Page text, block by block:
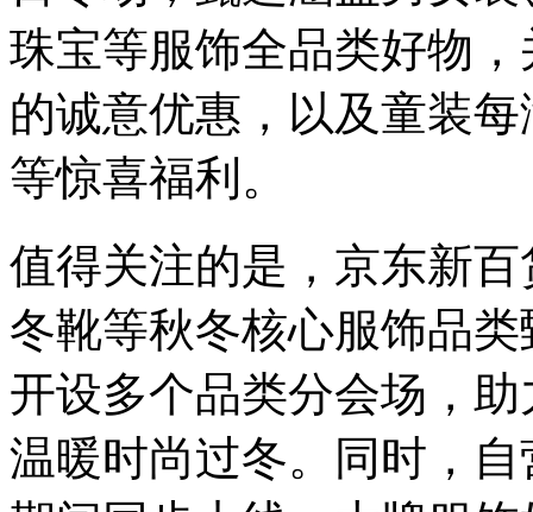
暖
服
饰
级
品
类
日
开
启。
京
东
百
货
携
手
波
司
珠宝等服饰全品类好物
的诚意优惠，以及童装
等惊喜福利。
值得关注的是，京东新
冬靴等秋冬核心服饰品
开设多个品类分会场，
温暖时尚过冬。同时，